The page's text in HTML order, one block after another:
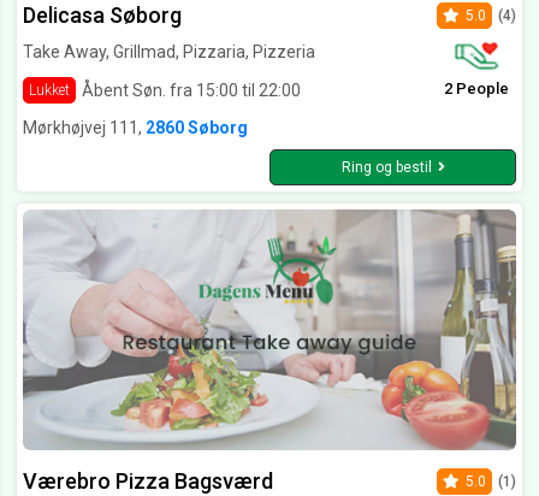
Delicasa Søborg
Take Away, Grillmad, Pizzaria, Pizzeria
Lukket Åbent Søn. fra 15:00 til 22:00
5.0 (4)
2 People
Mørkhøjvej 111, 2860 Søborg
Ring og bestil
Værebro Pizza Bagsværd 5.0 (1)